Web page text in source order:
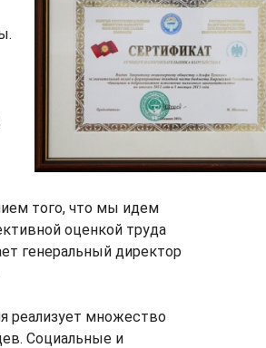
того, что мы идем
оценкой труда
генеральный директор
реализует множество
Социальные и